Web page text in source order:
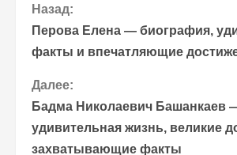
П
р
о
д
о
Назад:
Перова Елена — биография,
факты и впечатляющие
Далее:
Бадма Николаевич Башанкаев
удивительная жизнь, великие
захватывающие факты